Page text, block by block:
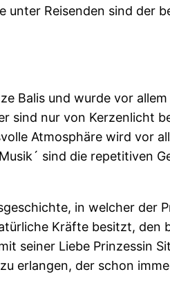
unter Reisenden sind der
Balis und wurde vor
sind nur von Kerzenlicht
Atmosphäre wird vor
sind die repetitiven
in welcher der
Kräfte besitzt, den
seiner Liebe Prinzessin
erlangen, der schon